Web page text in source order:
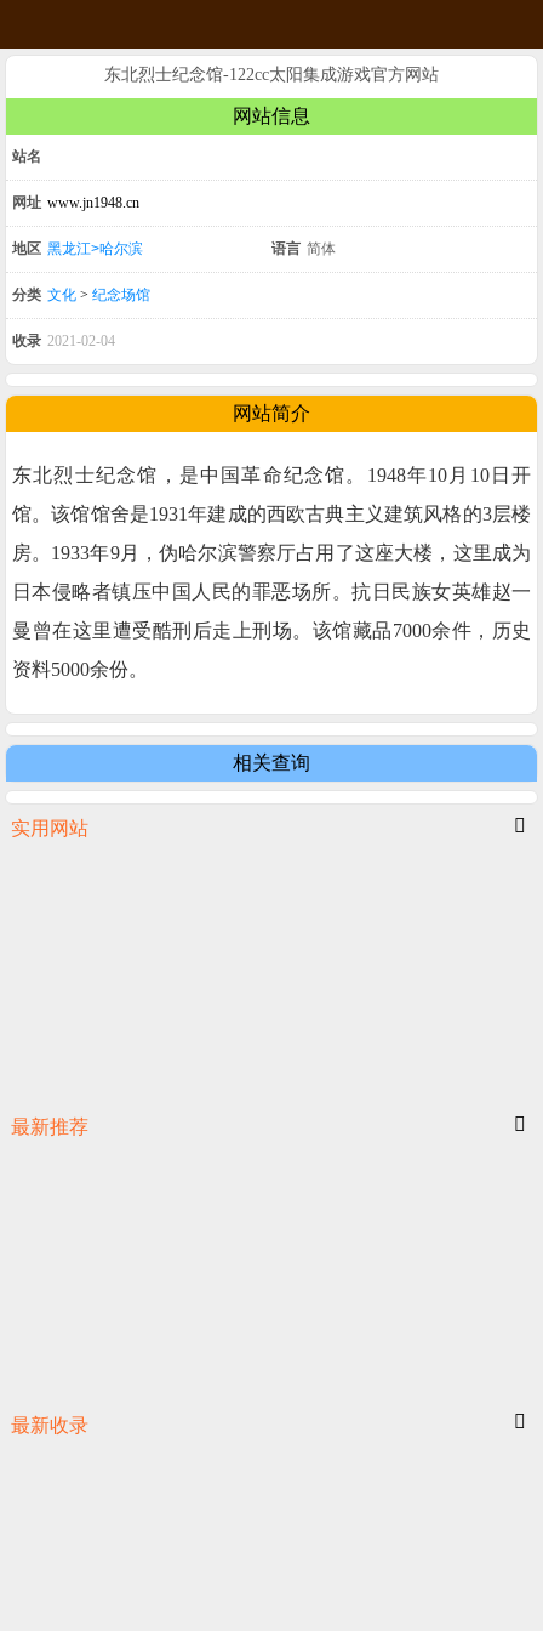
东北烈士纪念馆-122cc太阳集成游戏官方网站
网站信息
站名
网址 www.jn1948.cn
地区 黑龙江>哈尔滨 语言 简体
分类 文化 > 纪念场馆
收录 2021-02-04
网站简介
东北烈士纪念馆，是中国革命纪念馆。1948年10月10日开
馆。该馆馆舍是1931年建成的西欧古典主义建筑风格的3层楼
房。1933年9月，伪哈尔滨警察厅占用了这座大楼，这里成为
日本侵略者镇压中国人民的罪恶场所。抗日民族女英雄赵一
曼曾在这里遭受酷刑后走上刑场。该馆藏品7000余件，历史
资料5000余份。
相关查询
实用网站
最新推荐
最新收录